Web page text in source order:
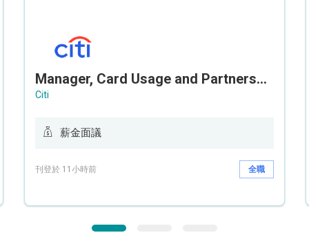
Manager, Card Usage and Partnership
Citi
薪金面議
刊登於 11小時前 全職